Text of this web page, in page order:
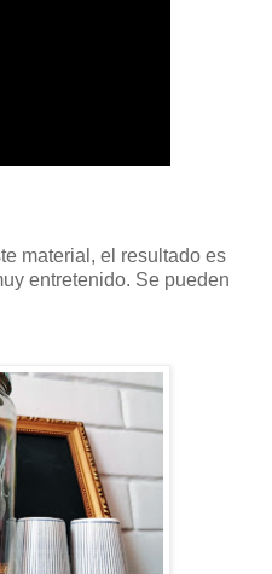
material, el resultado es
entretenido. Se pueden